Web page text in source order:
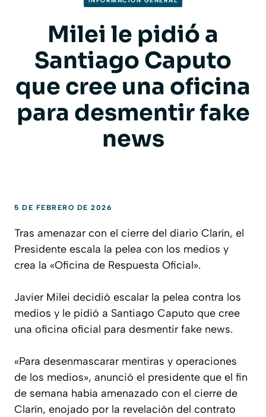
Milei le pidió a
Santiago Caputo
que cree una oficina
para desmentir fake
news
5 DE FEBRERO DE 2026
Tras amenazar con el cierre del diario Clarín, el
Presidente escala la pelea con los medios y
crea la «Oficina de Respuesta Oficial».
Javier Milei decidió escalar la pelea contra los
medios y le pidió a Santiago Caputo que cree
una oficina oficial para desmentir fake news.
«Para desenmascarar mentiras y operaciones
de los medios», anunció el presidente que el fin
de semana había amenazado con el cierre de
Clarín, enojado por la revelación del contrato